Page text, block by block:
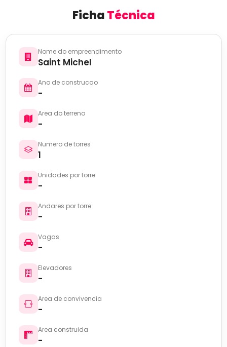
FichaTécnica
Nome do empreendimento
Saint Michel
Ano de construcao
-
Area do terreno
-
Numero de torres
1
Unidades por torre
-
Andares por torre
-
Vagas
-
Elevadores
-
Area de convivencia
-
Area construida
-